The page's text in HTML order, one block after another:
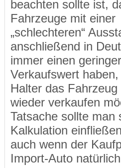
beachten sollte ist,
Fahrzeuge mit einer
„schlechteren“
anschließend in
immer einen
Verkaufswert
Halter das Fahrzeug
wieder verkaufen
Tatsache sollte man
Kalkulation
auch wenn der
Import-Auto